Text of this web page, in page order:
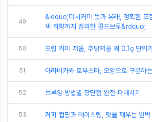
49
&ldquo;더치커피 뜻과 유래, 정확한 표
색 취향까지 정리한 콜드브루&rdquo;
50 드립 커피 저울, 주방저울 왜 0.1g 단위
51 아라비카와 로부스타, 모양으로 구분하
52 브루잉 방법별 장단점 완전 파헤치기
53 커피 컵핑과 테이스팅, 맛을 깨우는 완